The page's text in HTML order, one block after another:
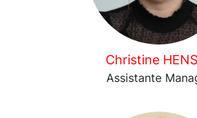
Christine
Assistante